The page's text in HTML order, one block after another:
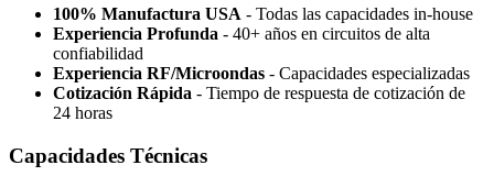
100% Manufactura USA - Todas las capacidades in-house
Experiencia Profunda - 40+ años en circuitos de alta
confiabilidad
Experiencia RF/Microondas - Capacidades especializadas
Cotización Rápida - Tiempo de respuesta de cotización de
24 horas
Capacidades Técnicas